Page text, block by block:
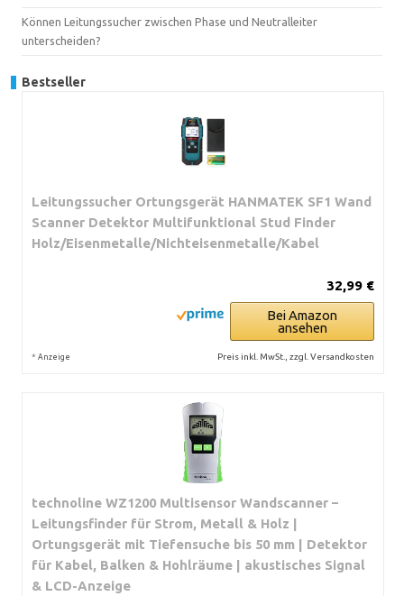
Können Leitungssucher zwischen Phase und Neutralleiter
unterscheiden?
Bestseller
Leitungssucher Ortungsgerät HANMATEK SF1 Wand
Scanner Detektor Multifunktional Stud Finder
Holz/Eisenmetalle/Nichteisenmetalle/Kabel
32,99 €
Bei Amazon
ansehen
* Anzeige Preis inkl. MwSt., zzgl. Versandkosten
technoline WZ1200 Multisensor Wandscanner –
Leitungsfinder für Strom, Metall & Holz |
Ortungsgerät mit Tiefensuche bis 50 mm | Detektor
für Kabel, Balken & Hohlräume | akustisches Signal
& LCD-Anzeige